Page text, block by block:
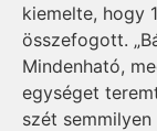
kiemelte, hogy
összefogott.
Mindenható,
egységet
szét